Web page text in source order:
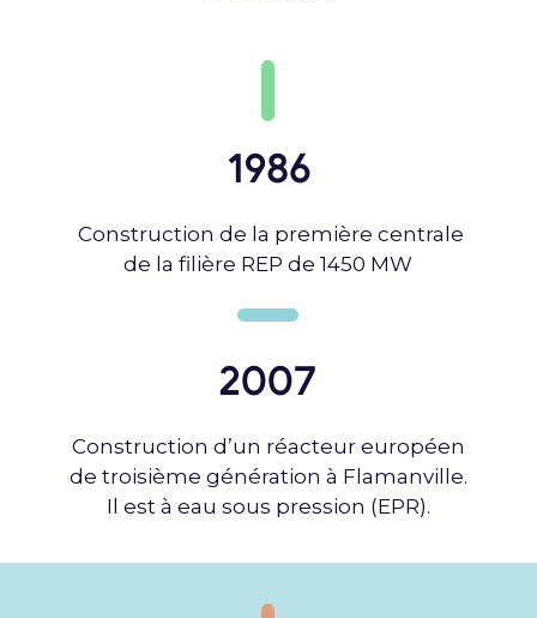
1986
Construction de la première centrale
de la filière REP de 1450 MW
2007
Construction d’un réacteur européen
de troisième génération à Flamanville.
Il est à eau sous pression (EPR).